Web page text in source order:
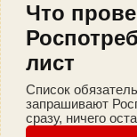
Что
лист
Список
запрашивают
сразу, ничего